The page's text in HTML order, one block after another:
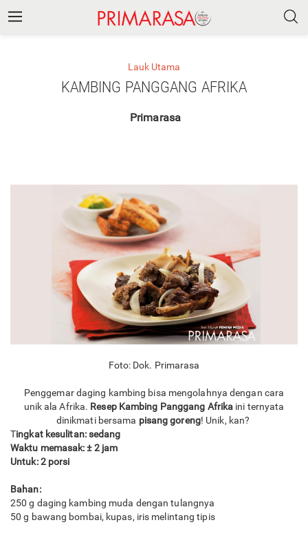
Lauk Utama
KAMBING PANGGANG AFRIKA
Primarasa
Foto: Dok. Primarasa
Penggemar daging kambing bisa mengolahnya dengan cara
unik ala Afrika. Resep Kambing Panggang Afrika ini ternyata
dinikmati bersama pisang goreng! Unik, kan?
Tingkat kesulitan: sedang
Waktu memasak: ± 2 jam
Untuk: 2 porsi
Bahan:
250 g daging kambing muda dengan tulangnya
50 g bawang bombai, kupas, iris melintang tipis